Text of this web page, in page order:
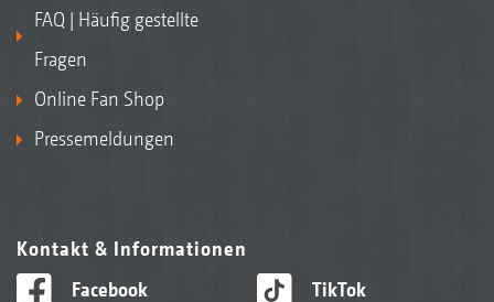
FAQ | Häufig gestellte
Fragen
Online Fan Shop
Pressemeldungen
Kontakt & Informationen
Facebook
TikTok